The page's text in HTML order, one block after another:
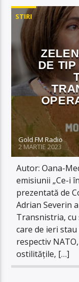
STIRI
DE
Gold FM Radio
2 MARTIE 2023
Autor: Oana-
emisiunii „Ce-i
prezentată de
Adrian Severin
Transnistria,
care de ieri
respectiv
ostilitățile, […]